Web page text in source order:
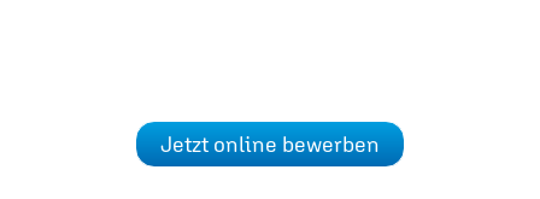
Jetzt online bewerben